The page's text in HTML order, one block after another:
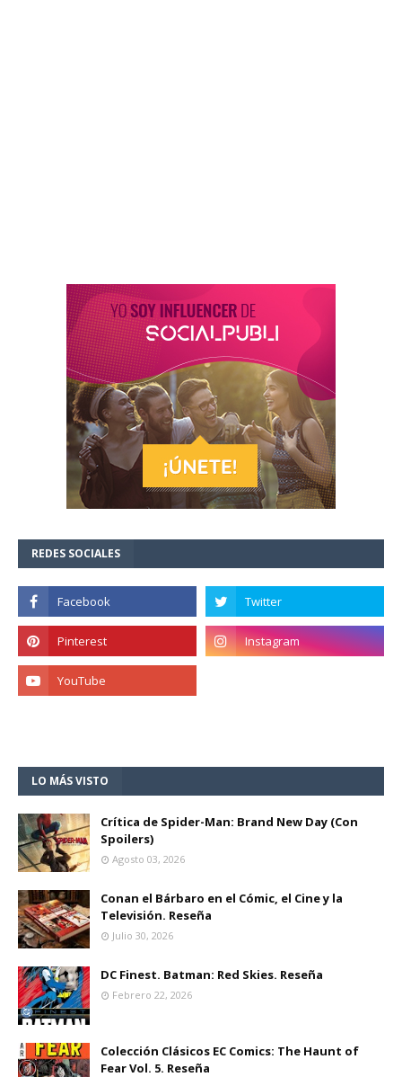
REDES SOCIALES
LO MÁS VISTO
Crítica de Spider-Man: Brand New Day (Con
Spoilers)
Agosto 03, 2026
Conan el Bárbaro en el Cómic, el Cine y la
Televisión. Reseña
Julio 30, 2026
DC Finest. Batman: Red Skies. Reseña
Febrero 22, 2026
Colección Clásicos EC Comics: The Haunt of
Fear Vol. 5. Reseña